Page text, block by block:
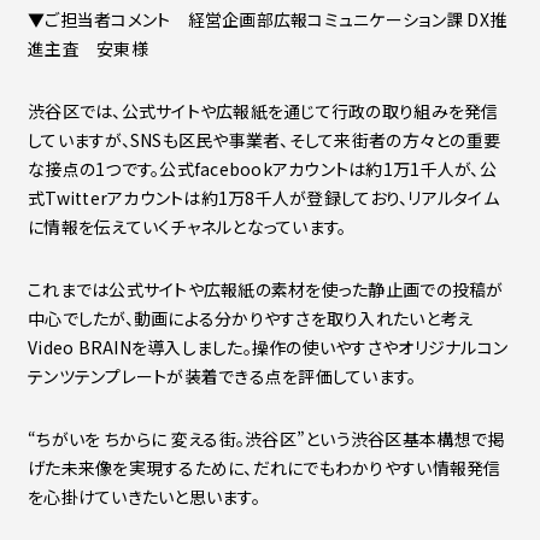
▼ご担当者コメント 経営企画部広報コミュニケーション課 DX推
進主査 安東様
渋谷区では、公式サイトや広報紙を通じて行政の取り組みを発信
していますが、SNSも区民や事業者、そして来街者の方々との重要
な接点の1つです。公式facebookアカウントは約1万1千人が、公
式Twitterアカウントは約1万8千人が登録しており、リアルタイム
に情報を伝えていくチャネルとなっています。
これまでは公式サイトや広報紙の素材を使った静止画での投稿が
中心でしたが、動画による分かりやすさを取り入れたいと考え
Video BRAINを導入しました。操作の使いやすさやオリジナルコン
テンツテンプレートが装着できる点を評価しています。
“ちがいを ちからに 変える街。渋谷区”という渋谷区基本構想で掲
げた未来像を実現するために、だれにでもわかりやすい情報発信
を心掛けていきたいと思います。